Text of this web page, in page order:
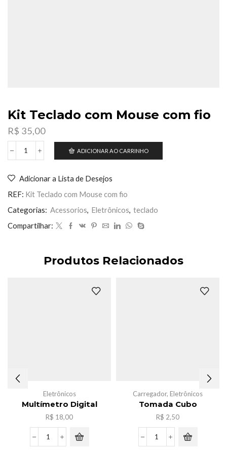
Kit Teclado com Mouse com fio
R$ 35,00
Kit
Mouse
com
quantidade
ADICIONAR AO CARRINHO
Adicionar a Lista de Desejos
REF: Kit Teclado com Mouse com fio
Categorias: Acessorios, Eletrônicos, teclado
Compartilhar:
Produtos Relacionados
Eletrônicos
Multímetro Digital
R$ 18,00
Multímetro
Carregador, Eletrônicos
Tomada Cubo
R$ 2,50
Tomada